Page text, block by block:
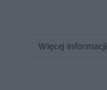
Więcej informacji